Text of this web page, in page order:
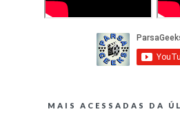
MAIS ACESSADAS DA